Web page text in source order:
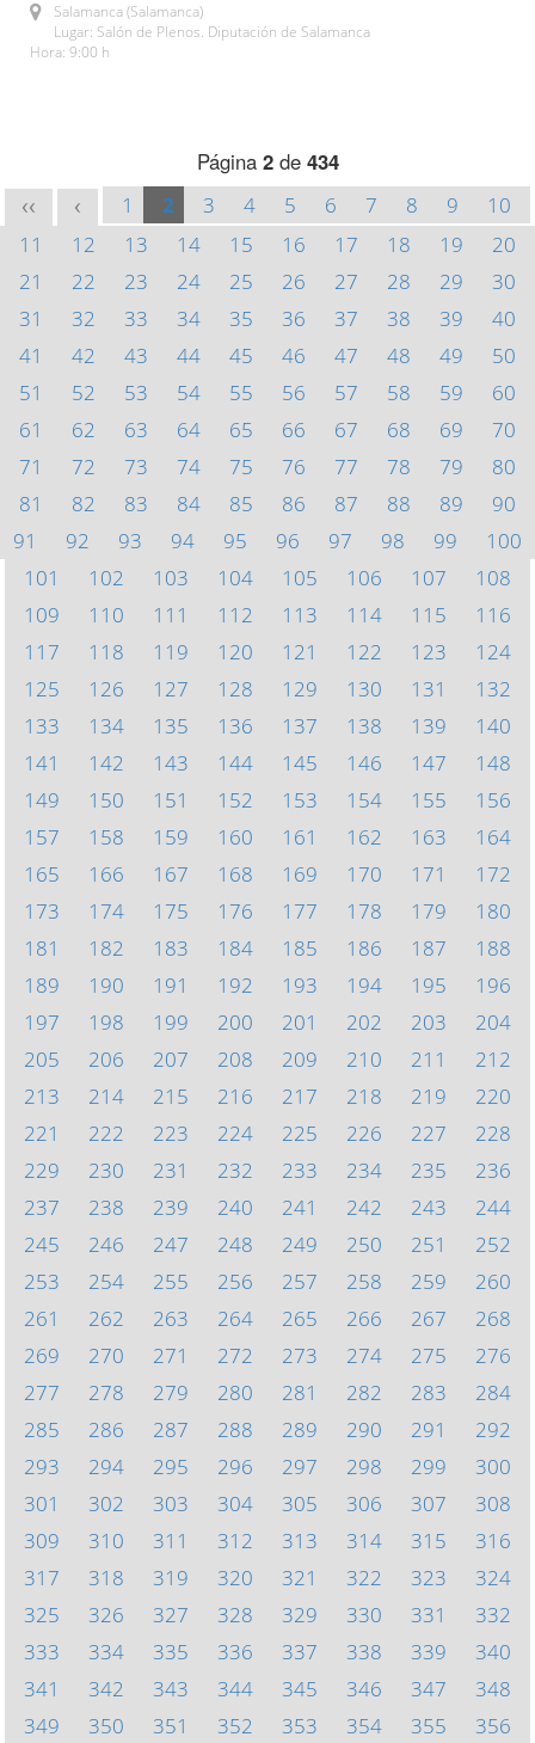
Salamanca (Salamanca)
Lugar: Salón de Plenos. Diputación de Salamanca
Hora: 9:00 h
Página 2de 434
<< < 1 2 3 4 5 6 7 8 9
10
11
12 13 14 15 16 17 18 19
20
21
22 23 24 25 26 27 28 29
30
31
32 33 34 35 36 37 38 39
40
41
42 43 44 45 46 47 48 49
50
51
52 53 54 55 56 57 58 59
60
61
62 63 64 65 66 67 68 69
70
71
72 73 74 75 76 77 78 79
80
81
82 83 84 85 86 87 88 89
90
91
92 93 94 95 96 97 98 99
100
101
102 103 104 105 106 107
108
109
110 111 112 113 114 115
116
117
118 119 120 121 122 123
124
125
126 127 128 129 130 131
132
133
134 135 136 137 138 139
140
141
142 143 144 145 146 147
148
149
150 151 152 153 154 155
156
157
158 159 160 161 162 163
164
165
166 167 168 169 170 171
172
173
174 175 176 177 178 179
180
181
182 183 184 185 186 187
188
189
190 191 192 193 194 195
196
197
198 199 200 201 202 203
204
205
206 207 208 209 210 211
212
213
214 215 216 217 218 219
220
221
222 223 224 225 226 227
228
229
230 231 232 233 234 235
236
237
238 239 240 241 242 243
244
245
246 247 248 249 250 251
252
253
254 255 256 257 258 259
260
261
262 263 264 265 266 267
268
269
270 271 272 273 274 275
276
277
278 279 280 281 282 283
284
285
286 287 288 289 290 291
292
293
294 295 296 297 298 299
300
301
302 303 304 305 306 307
308
309
310 311 312 313 314 315
316
317
318 319 320 321 322 323
324
325
326 327 328 329 330 331
332
333
334 335 336 337 338 339
340
341
342 343 344 345 346 347
348
349
350 351 352 353 354 355 356